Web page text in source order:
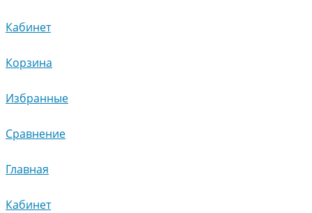
Кабинет
Корзина
Избранные
Сравнение
Главная
Кабинет